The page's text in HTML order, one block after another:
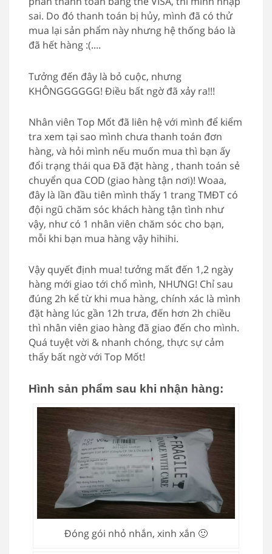
sai. Do đó thanh toán bị hủy, mình đã có thử
mua lại sản phẩm này nhưng hệ thống báo là
đã hết hàng :(....
Tưởng đến đây là bỏ cuộc, nhưng
KHÔNGGGGGG! Điều bất ngờ đã xảy ra!!!
Nhân viên Top Mốt đã liên hệ với mình để kiểm
tra xem tại sao mình chưa thanh toán đơn
hàng, và hỏi mình nếu muốn mua thì bạn ấy
đổi trạng thái qua Đã đặt hàng , thanh toán sẻ
chuyển qua COD (giao hàng tận nơi)! Woaa,
đây là lần đầu tiên mình thấy 1 trang TMĐT có
đội ngũ chăm sóc khách hàng tận tình như
vậy, như có 1 nhân viên chăm sóc cho bạn,
mỗi khi bạn mua hàng vậy hihihi.
Vậy quyết định mua! tưởng mất đến 1,2 ngày
hàng mới giao tới chổ mình, NHƯNG! Chỉ sau
đúng 2h kể từ khi mua hàng, chính xác là mình
đặt hàng lúc gần 12h trưa, đến hơn 2h chiều
thì nhân viên giao hàng đã giao đến cho mình.
Quá tuyệt vời & nhanh chóng, thực sự cảm
thấy bất ngờ với Top Mốt!
Hình sản phẩm sau khi nhận hàng:
Đóng gói nhỏ nhắn, xinh xắn 🙂